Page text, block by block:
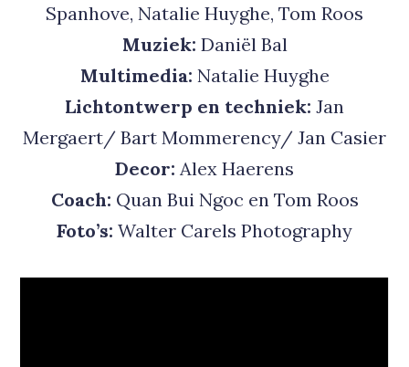
Spanhove, Natalie Huyghe, Tom Roos
Muziek: Daniël Bal
Multimedia: Natalie Huyghe
Lichtontwerp en techniek: Jan
Mergaert/ Bart Mommerency/ Jan Casier
Decor: Alex Haerens
Coach: Quan Bui Ngoc en Tom Roos
Foto’s: Walter Carels Photography